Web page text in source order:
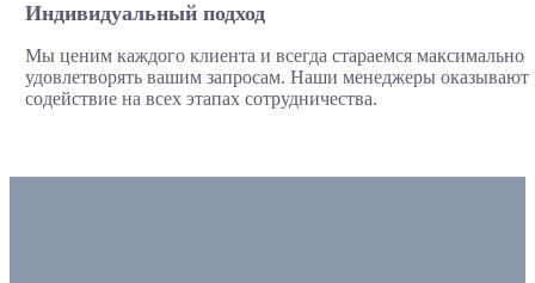
Индивидуальный подход
Мы ценим каждого клиента и всегда стараемся максимально
удовлетворять вашим запросам. Наши менеджеры оказывают
содействие на всех этапах сотрудничества.